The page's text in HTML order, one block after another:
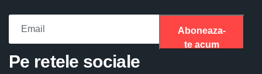
Aboneaza-
te acum
Pe retele sociale